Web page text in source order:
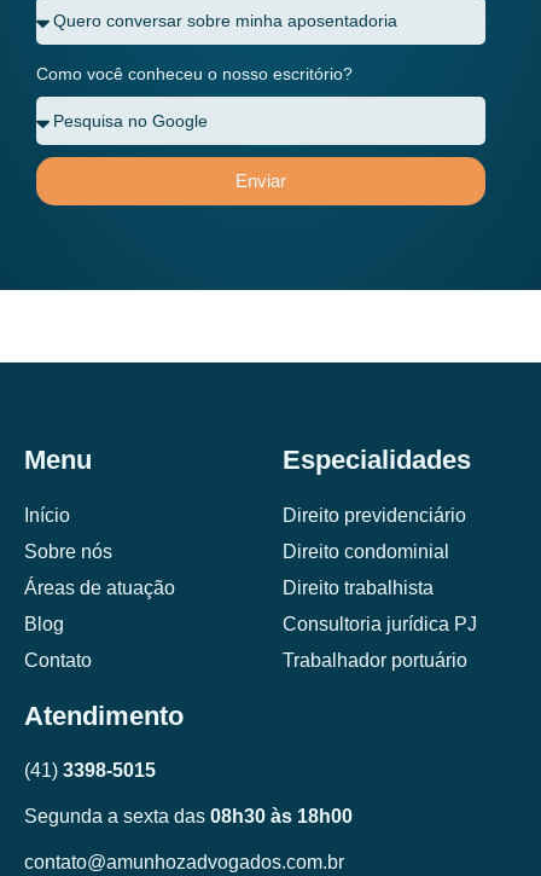
Como você conheceu o nosso escritório?
Enviar
Menu
Início
Sobre nós
Áreas de atuação
Blog
Contato
Especialidades
Direito previdenciário
Direito condominial
Direito trabalhista
Consultoria jurídica PJ
Trabalhador portuário
Atendimento
(41) 3398-5015
Segunda a sexta das 08h30 às 18h00
contato@amunhozadvogados.com.br